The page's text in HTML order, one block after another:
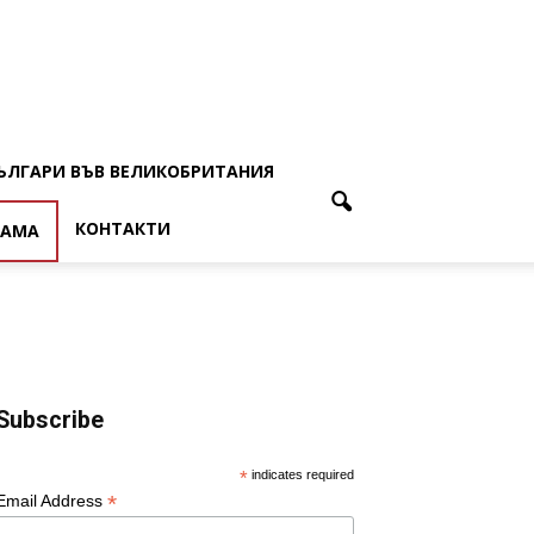
ВЪВ ВЕЛИКОБРИТАНИЯ
КОНТАКТИ
* indicates required
Address *